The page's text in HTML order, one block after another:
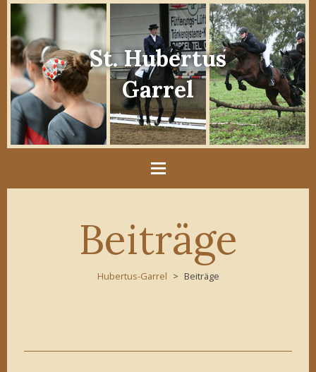
St. Hubertus
Garrel
Beiträge
Hubertus-Garrel Beiträge